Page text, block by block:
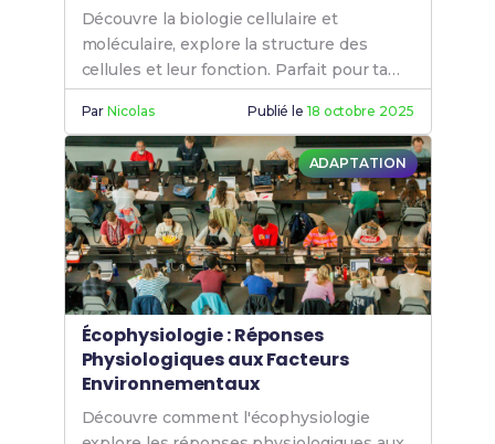
Découvre la biologie cellulaire et
moléculaire, explore la structure des
cellules et leur fonction. Parfait pour ta
licence SV.
ParNicolas Publié le 18 octobre 2025
ADAPTATION
Écophysiologie : Réponses
Physiologiques aux Facteurs
Environnementaux
Découvre comment l'écophysiologie